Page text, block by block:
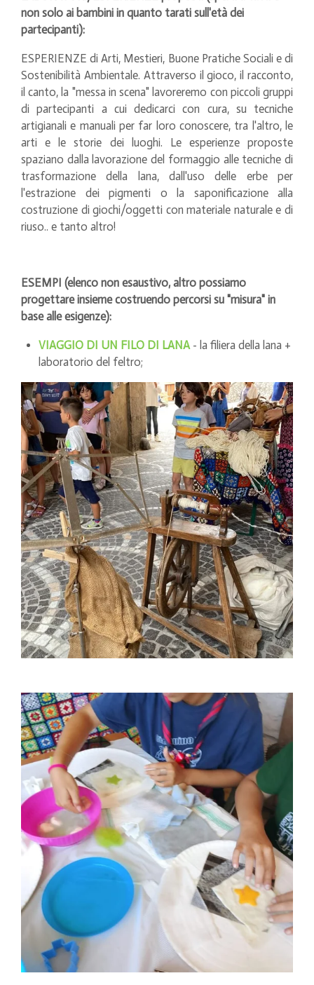
non solo ai bambini in quanto tarati sull'età dei
partecipanti):
ESPERIENZE di Arti, Mestieri, Buone Pratiche Sociali e di
Sostenibilità Ambientale. Attraverso il gioco, il racconto,
il canto, la "messa in scena" lavoreremo con piccoli gruppi
di partecipanti a cui dedicarci con cura, su tecniche
artigianali e manuali per far loro conoscere, tra l'altro, le
arti e le storie dei luoghi. Le esperienze proposte
spaziano dalla lavorazione del formaggio alle tecniche di
trasformazione della lana, dall'uso delle erbe per
l'estrazione dei pigmenti o la saponificazione alla
costruzione di giochi/oggetti con materiale naturale e di
riuso.. e tanto altro!
ESEMPI (elenco non esaustivo, altro possiamo
progettare insieme costruendo percorsi su "misura" in
base alle esigenze):
VIAGGIO DI UN FILO DI LANA- la filiera della lana +
laboratorio del feltro;